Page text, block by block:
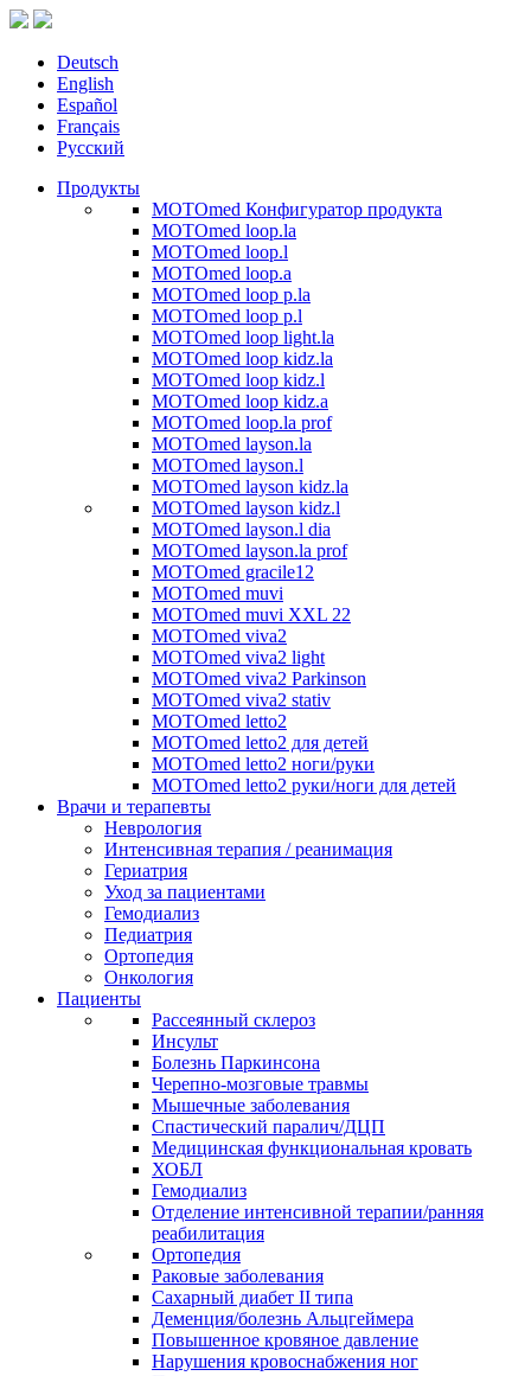
Deutsch
English
Español
Français
Русский
Продукты
MOTOmed Конфигуратор продукта
MOTOmed loop.la
MOTOmed loop.l
MOTOmed loop.a
MOTOmed loop p.la
MOTOmed loop p.l
MOTOmed loop light.la
MOTOmed loop kidz.la
MOTOmed loop kidz.l
MOTOmed loop kidz.a
MOTOmed loop.la prof
MOTOmed layson.la
MOTOmed layson.l
MOTOmed layson kidz.la
MOTOmed layson kidz.l
MOTOmed layson.l dia
MOTOmed layson.la prof
MOTOmed gracile12
MOTOmed muvi
MOTOmed muvi XXL 22
MOTOmed viva2
MOTOmed viva2 light
MOTOmed viva2 Parkinson
MOTOmed viva2 stativ
MOTOmed letto2
MOTOmed letto2 для детей
MOTOmed letto2 ноги/руки
MOTOmed letto2 руки/ноги для детей
Врачи и терапевты
Неврология
Интенсивная терапия / реанимация
Гериатрия
Уход за пациентами
Гемодиализ
Педиатрия
Ортопедия
Онкология
Пациенты
Рассеянный склероз
Инсульт
Болезнь Паркинсона
Черепно-мозговые травмы
Мышечные заболевания
Спастический паралич/ДЦП
Медицинская функциональная кровать
ХОБЛ
Гемодиализ
Отделение интенсивной терапии/ранняя
реабилитация
Ортопедия
Раковые заболевания
Сахарный диабет II типа
Деменция/болезнь Альцгеймера
Повышенное кровяное давление
Нарушения кровоснабжения ног